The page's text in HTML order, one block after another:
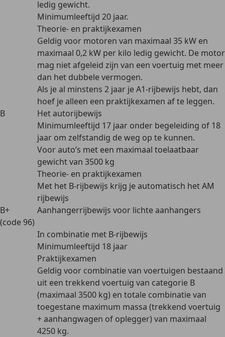
ledig gewicht.
Minimumleeftijd 20 jaar.
Theorie- en praktijkexamen
Geldig voor motoren van maximaal 35 kW en
maximaal 0,2 kW per kilo ledig gewicht. De motor
mag niet afgeleid zijn van een voertuig met meer
dan het dubbele vermogen.
Als je al minstens 2 jaar je A1-rijbewijs hebt, dan
hoef je alleen een praktijkexamen af te leggen.
B
Het autorijbewijs
Minimumleeftijd 17 jaar onder begeleiding of 18
jaar om zelfstandig de weg op te kunnen.
Voor auto’s met een maximaal toelaatbaar
gewicht van 3500 kg
Theorie- en praktijkexamen
Met het B-rijbewijs krijg je automatisch het AM
rijbewijs
B+
(code 96)
Aanhangerrijbewijs voor lichte aanhangers
In combinatie met B-rijbewijs
Minimumleeftijd 18 jaar
Praktijkexamen
Geldig voor combinatie van voertuigen bestaand
uit een trekkend voertuig van categorie B
(maximaal 3500 kg) en totale combinatie van
toegestane maximum massa (trekkend voertuig
+ aanhangwagen of oplegger) van maximaal
4250 kg.